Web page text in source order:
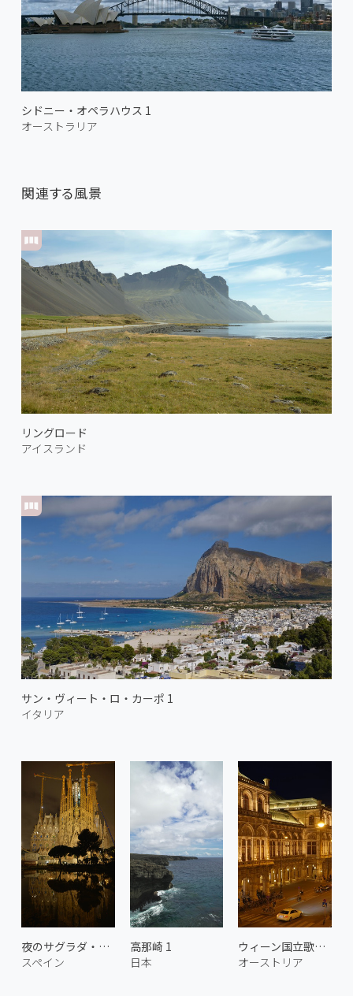
シドニー・オペラハウス 1
オーストラリア
関連する風景
リングロード
アイスランド
サン・ヴィート・ロ・カーポ 1
イタリア
夜のサグラダ・ファミリア
スペイン
高那崎 1
日本
ウィーン国立歌劇場 1
オーストリア